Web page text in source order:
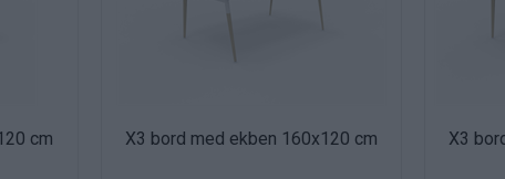
cm X3 bord med ekben 160x120 cm X3